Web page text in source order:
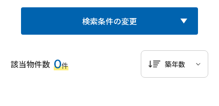
検索条件の変更
該当物件数 0件